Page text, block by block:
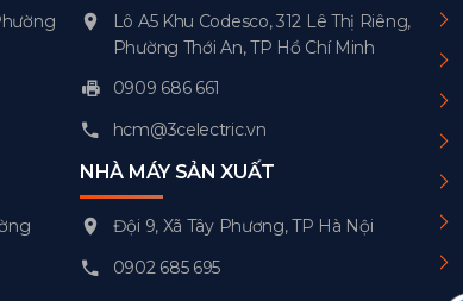
Lô A5 Khu Codesco, 312 Lê Thị Riêng,
Phường Thới An, TP Hồ Chí Minh
0909 686 661
hcm@3celectric.vn
NHÀ MÁY SẢN XUẤT
Đội 9, Xã Tây Phương, TP Hà Nội
0902 685 695